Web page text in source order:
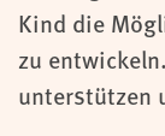
Kind die
zu
unterstützen